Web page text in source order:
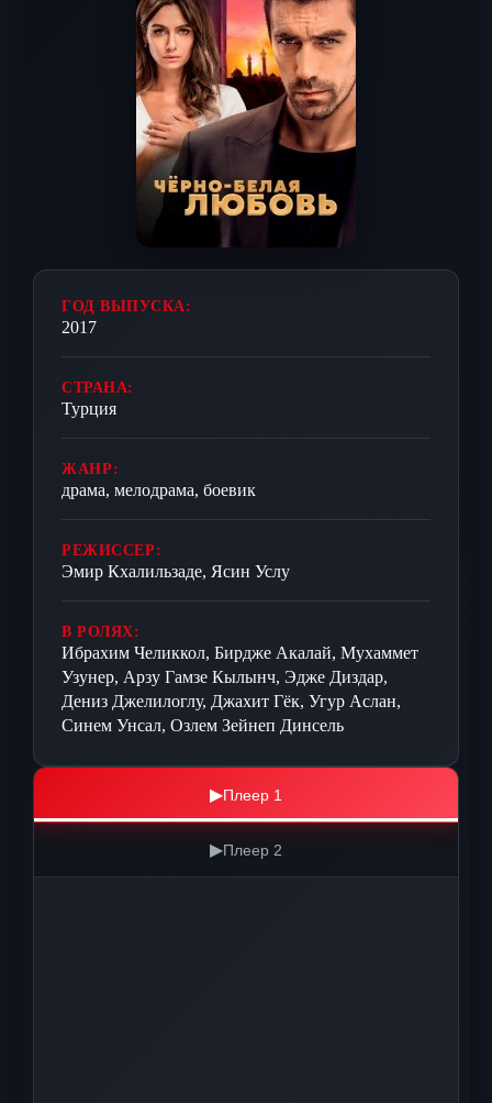
ГОД ВЫПУСКА:
2017
СТРАНА:
Турция
ЖАНР:
драма, мелодрама, боевик
РЕЖИССЕР:
Эмир Кхалильзаде, Ясин Услу
В РОЛЯХ:
Ибрахим Челиккол, Бирдже Акалай, Мухаммет
Узунер, Арзу Гамзе Кылынч, Эдже Диздар,
Дениз Джелилоглу, Джахит Гёк, Угур Аслан,
Синем Унсал, Озлем Зейнеп Динсель
▶Плеер 1
▶Плеер 2